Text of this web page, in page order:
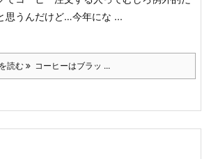
思うんだけど…今年にな ...
読む コーヒーはブラッ ...